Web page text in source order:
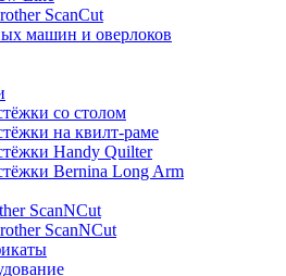
ScanCut
машин и оверлоков
со столом
на квилт-раме
Handy Quilter
Bernina Long Arm
ScanNCut
ScanNCut